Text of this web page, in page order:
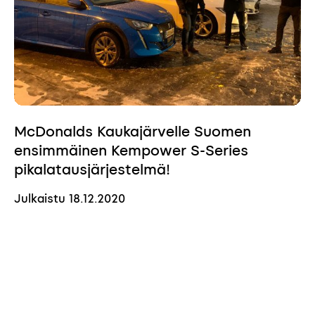
McDonalds Kaukajärvelle Suomen
ensimmäinen Kempower S-Series
pikalatausjärjestelmä!
Julkaistu 18.12.2020